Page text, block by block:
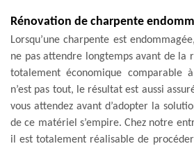
Rénovation de charpente
Lorsqu’une charpente est
ne pas attendre longtemps avant de la
totalement économique comparable
n’est pas tout, le résultat est aussi
vous attendez avant d’adopter la
de ce matériel s’empire. Chez notre
il est totalement réalisable de